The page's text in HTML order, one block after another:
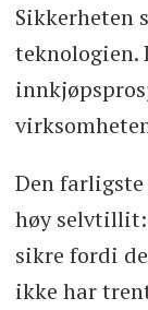
Sikkerheten
teknologien.
Den
høy selvtillit:
sikre fordi
ikke har